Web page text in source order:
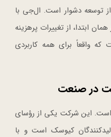
توسعه دشوار است. ال‌جی با
ابتدا، از تغییرات پرهزینه
واقعاً برای همه کاربردی
در صنعت
است. این شرکت یکی از رؤسای
کیوسک است و با